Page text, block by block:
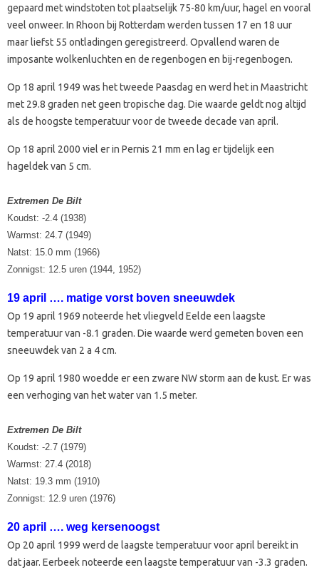
gepaard met windstoten tot plaatselijk 75-80 km/uur, hagel en vooral
veel onweer. In Rhoon bij Rotterdam werden tussen 17 en 18 uur
maar liefst 55 ontladingen geregistreerd. Opvallend waren de
imposante wolkenluchten en de regenbogen en bij-regenbogen.
Op 18 april 1949 was het tweede Paasdag en werd het in Maastricht
met 29.8 graden net geen tropische dag. Die waarde geldt nog altijd
als de hoogste temperatuur voor de tweede decade van april.
Op 18 april 2000 viel er in Pernis 21 mm en lag er tijdelijk een
hageldek van 5 cm.
Extremen De Bilt
Koudst: -2.4 (1938)
Warmst: 24.7 (1949)
Natst: 15.0 mm (1966)
Zonnigst: 12.5 uren (1944, 1952)
19 april …. matige vorst boven sneeuwdek
Op 19 april 1969 noteerde het vliegveld Eelde een laagste
temperatuur van -8.1 graden. Die waarde werd gemeten boven een
sneeuwdek van 2 a 4 cm.
Op 19 april 1980 woedde er een zware NW storm aan de kust. Er was
een verhoging van het water van 1.5 meter.
Extremen De Bilt
Koudst: -2.7 (1979)
Warmst: 27.4 (2018)
Natst: 19.3 mm (1910)
Zonnigst: 12.9 uren (1976)
20 april …. weg kersenoogst
Op 20 april 1999 werd de laagste temperatuur voor april bereikt in
dat jaar. Eerbeek noteerde een laagste temperatuur van -3.3 graden.